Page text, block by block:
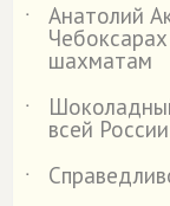
˙
Анатолий
шахматам
˙
всей России
˙